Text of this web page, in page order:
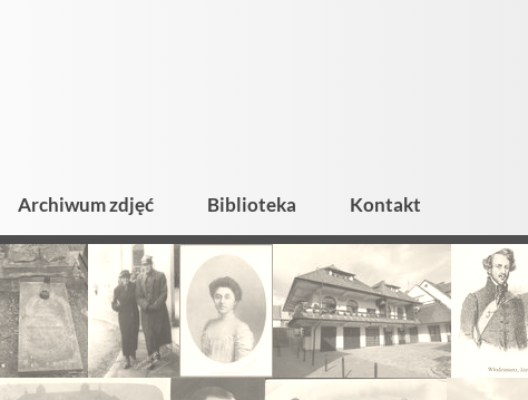
Archiwum zdjęć Biblioteka Kontakt